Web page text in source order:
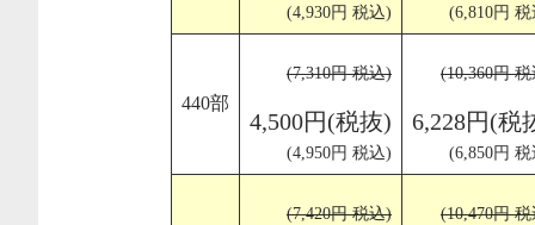
(4,930円 税込) (6,810円
440部
(7,310円 税込)
4,500円(税抜)
(4,950円 税込)
(10,360円
6,228円(税
(6,850円
(7,420円 税込) (10,470円